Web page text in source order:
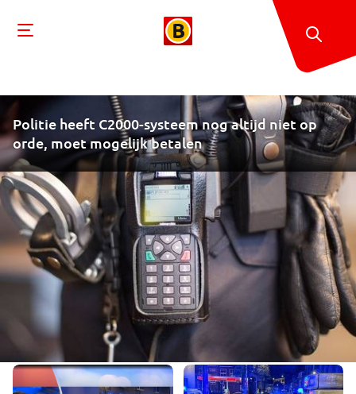
Politie heeft C2000-systeem nog altijd niet op
orde, moet mogelijk betalen